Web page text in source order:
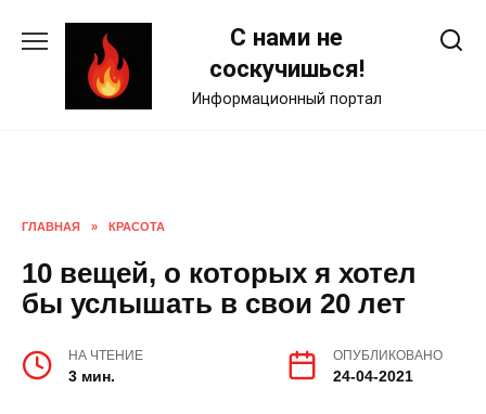
С нами не
соскучишься!
Информационный портал
ГЛАВНАЯ » КРАСОТА
10 вещей, о которых я хотел
бы услышать в свои 20 лет
НА ЧТЕНИЕ
3 мин.
ОПУБЛИКОВАНО
24-04-2021